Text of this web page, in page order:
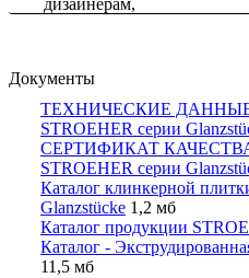
Документы
ТЕХНИЧЕСКИЕ ДАННЫЕ
STROEHER серии
СЕРТИФИКАТ КАЧЕСТВА
STROEHER серии
Каталог клинкерной
Glanzstücke 1,2 мб
Каталог продукции
Каталог -
11,5 мб